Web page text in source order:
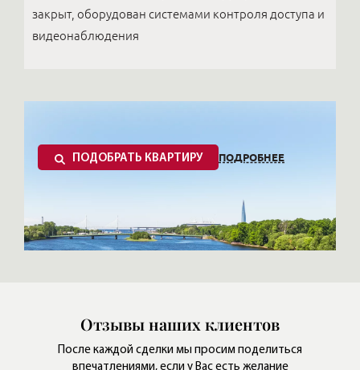
закрыт, оборудован системами контроля доступа и
видеонаблюдения
ПОДОБРАТЬ КВАРТИРУ ПОДРОБНЕЕ
Отзывы наших клиентов
После каждой сделки мы просим поделиться
впечатлениями,если у Вас есть желание